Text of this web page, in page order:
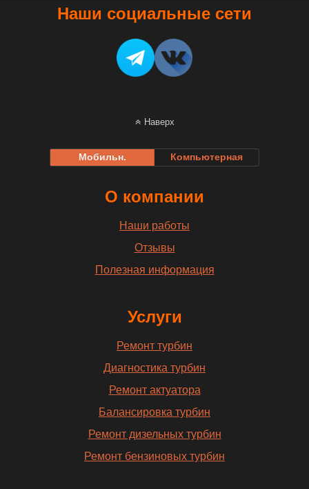
Наши социальные сети
Наверх
Мобильн. Компьютерная
О компании
Наши работы
Отзывы
Полезная информация
Услуги
Ремонт турбин
Диагностика турбин
Ремонт актуатора
Балансировка турбин
Ремонт дизельных турбин
Ремонт бензиновых турбин